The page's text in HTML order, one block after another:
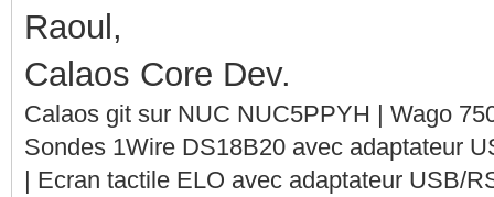
Raoul,
Calaos Core Dev.
Calaos git sur NUC NUC5PPYH | Wago
Sondes 1Wire DS18B20 avec adaptateur
| Ecran tactile ELO avec adaptateur USB/